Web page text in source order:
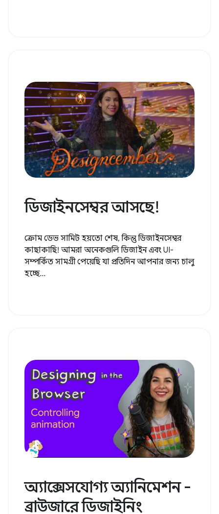
ডিজাইনসেম্বর আসছে!
ক্রোম ডেভ সামিট হয়তো শেষ, কিন্তু ডিজাইনসেম্বর
কাছাকাছি! আমরা অনেকগুলি ডিজাইন এবং UI-
সম্পর্কিত সামগ্রী পেয়েছি যা প্রতিদিন আপনার জন্য চালু
হচ্ছে...
অ্যাক্সেসযোগ্য অ্যানিমেশন -
ব্রাউজারে ডিজাইনিং